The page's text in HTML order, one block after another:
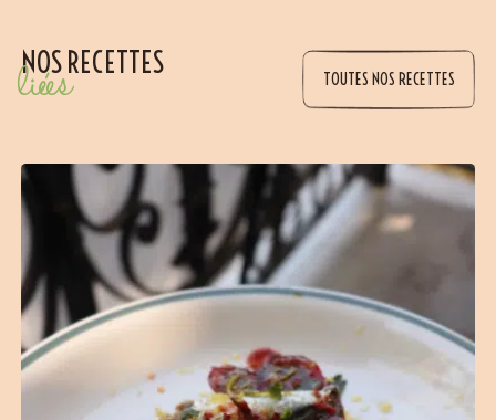
NOS RECETTES
liées TOUTES NOS RECETTES